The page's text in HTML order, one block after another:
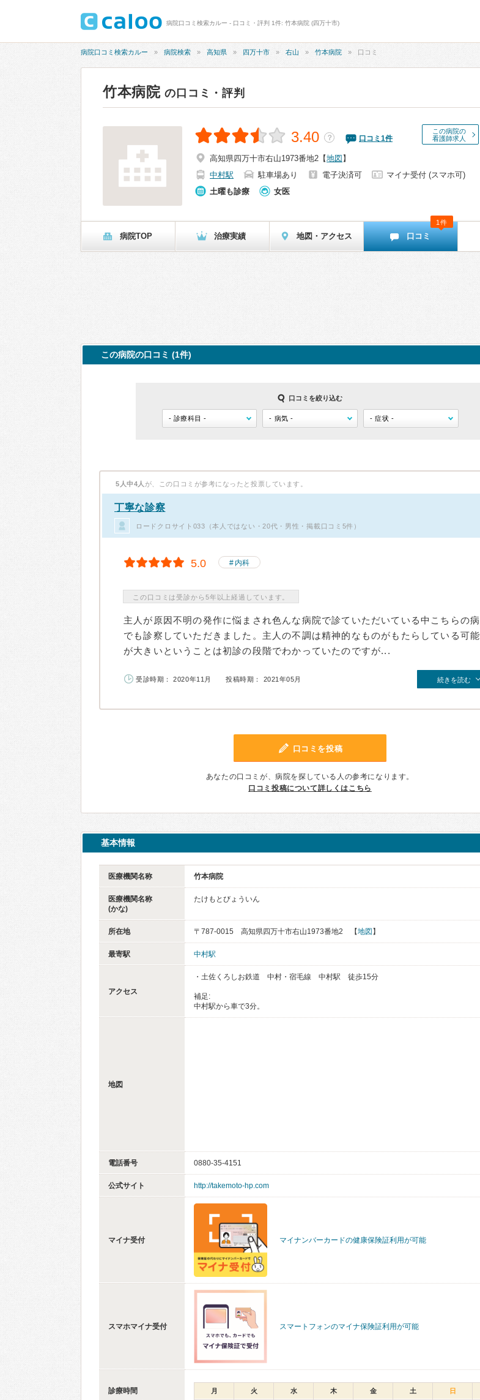
病院口コミ検索カルー - 口コミ・評判 1件: 竹本病院 (四万十市)
病院口コミ検索カルー 病院検索 高知県 四万十市 右山 竹本病院 口コミ
竹本病院 の口コミ・評判
この病院の
看護師求人
3.40 ？ 口コミ 1件
高知県四万十市右山1973番地2 【地図 】
中村駅
駐車場あり 電子決済可
マイナ受付 (スマホ可)
土曜も診療
女医
病院TOP 治療実績 地図・アクセス 口コミ
1件
この病院の口コミ (1件)
口コミを絞り込む
5人中4人 が、この口コミが参考になったと投票しています。
丁寧な診察
ロードクロサイト033（本人ではない・20代・男性・掲載口コミ5件）
5.0 内科
この口コミは受診から5年以上経過しています。
主人が原因不明の発作に悩まされ色んな病院で診ていただいている中こちらの
でも診察していただきました。主人の不調は精神的なものがもたらしている可
が大きいということは初診の段階でわかっていたのですが...
受診時期： 2020年11月 投稿時期： 2021年05月 続きを読む
口コミを投稿
あなたの口コミが、病院を探している人の参考になります。
口コミ投稿について詳しくはこちら
基本情報
医療機関名称 竹本病院
医療機関名称
(かな)
たけもとびょういん
所在地 〒787-0015 高知県四万十市右山1973番地2 【地図 】
最寄駅 中村駅
アクセス
・土佐くろしお鉄道 中村・宿毛線 中村駅 徒歩15分
補足:
中村駅から車で3分。
地図
電話番号 0880-35-4151
公式サイト http://takemoto-hp.com
マイナ受付 マイナンバーカードの健康保険証利用が可能
スマホマイナ受付 スマートフォンのマイナ保険証利用が可能
診療時間 月 火 水 木 金 土 日